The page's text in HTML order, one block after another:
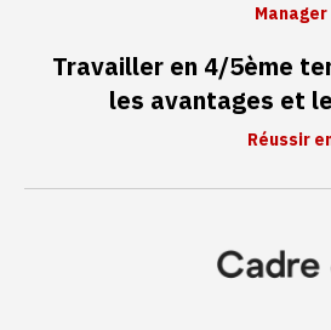
Travailler en 4/5ème
les avantages et
Réussir